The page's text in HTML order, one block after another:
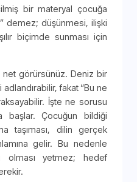
bir materyal çocuğa
demez; düşünmesi, ilişki
biçimde sunması için
net görürsünüz. Deniz bir
fakat “Bu ne
İşte ne sorusu
başlar. Çocuğun bildiği
taşıması, dilin gerçek
gelir. Bu nedenle
olması yetmez; hedef